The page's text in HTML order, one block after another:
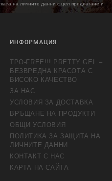
на личните данни с цел предлагане и
Повече информация
ИНФОРМАЦИЯ
TPO-FREE!!! PRETTY GEL –
БЕЗВРЕДНА КРАСОТА С
ВИСОКО КАЧЕСТВО
ЗА НАС
УСЛОВИЯ ЗА ДОСТАВКА
ВРЪЩАНЕ НА ПРОДУКТИ
ОБЩИ УСЛОВИЯ
ПОЛИТИКА ЗА ЗАЩИТА НА
ЛИЧНИТЕ ДАННИ
КОНТАКТ С НАС
КАРТА НА САЙТА